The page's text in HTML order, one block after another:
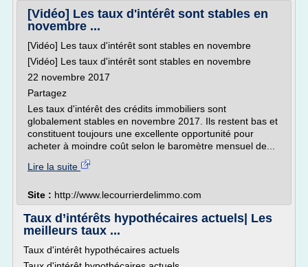
[Vidéo] Les taux d'intérêt sont stables en
novembre ...
[Vidéo] Les taux d'intérêt sont stables en novembre
[Vidéo] Les taux d'intérêt sont stables en novembre
22 novembre 2017
Partagez
Les taux d'intérêt des crédits immobiliers sont
globalement stables en novembre 2017. Ils restent bas et
constituent toujours une excellente opportunité pour
acheter à moindre coût selon le baromètre mensuel de...
Lire la suite
Site : http://www.lecourrierdelimmo.com
Taux d’intérêts hypothécaires actuels| Les
meilleurs taux ...
Taux d'intérêt hypothécaires actuels